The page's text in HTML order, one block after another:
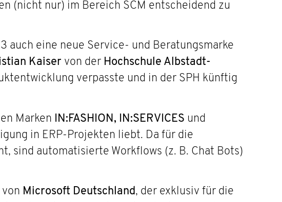
(nicht nur) im Bereich SCM entscheidend zu
auch eine neue Service- und Beratungsmarke
Kaiser von der Hochschule Albstadt-
verpasste und in der SPH künftig
Marken IN:FASHION, IN:SERVICES und
in ERP-Projekten liebt. Da für die
sind automatisierte Workflows (z. B. Chat Bots)
von Microsoft Deutschland, der exklusiv für die